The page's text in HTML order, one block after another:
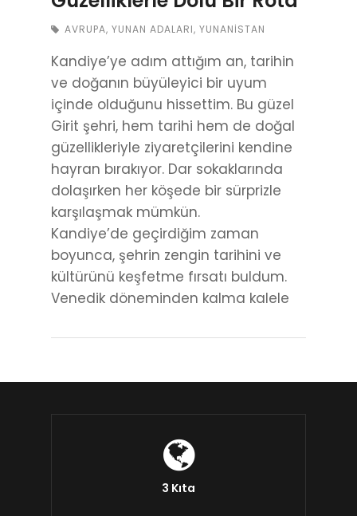
AVRUPA, YUNAN ADALARI, YUNANISTAN
Kandiye’ye adım attığım an, tarihin
ve doğanın büyüleyici bir uyum
içinde olduğunu hissettim. Bu güzel
Girit şehri, hem tarihi hem de doğal
güzellikleriyle ziyaretçilerini kendine
hayran bırakıyor. Dar sokaklarında
dolaşırken her köşede bir sürprizle
karşılaşmak mümkün.
Kandiye’de geçirdiğim zaman
boyunca, şehrin zengin tarihini ve
kültürünü keşfetme fırsatı buldum.
Venedik döneminden kalma kalele
3 Kıta